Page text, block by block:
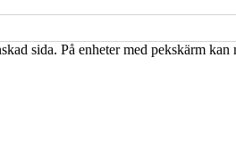
sida. På enheter med pekskärm kan